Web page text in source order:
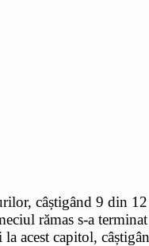
câștigând 9 din
rămas s-a
acest capitol,